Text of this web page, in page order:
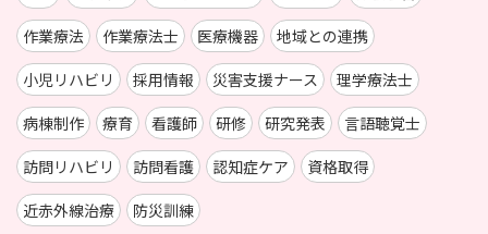
作業療法
作業療法士 医療機器
地域との連携
小児リハビリ
採用情報 災害支援ナース
理学療法士
病棟制作
療育 看護師 研修 研究発表
言語聴覚士
訪問リハビリ
訪問看護 認知症ケア
資格取得
近赤外線治療
防災訓練